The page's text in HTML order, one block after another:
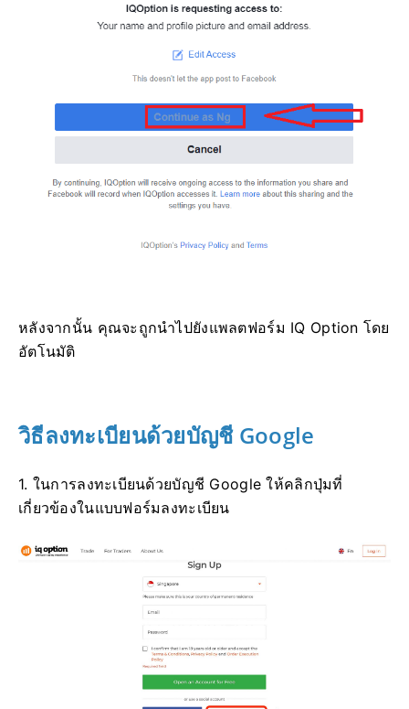
หลังจากนั้น คุณจะถูกนำไปยังแพลตฟอร์ม IQ Option โดย
อัตโนมัติ
วิธีลงทะเบียนด้วยบัญชี Google
1. ในการลงทะเบียนด้วยบัญชี Google ให้คลิกปุ่มที่
เกี่ยวข้องในแบบฟอร์มลงทะเบียน